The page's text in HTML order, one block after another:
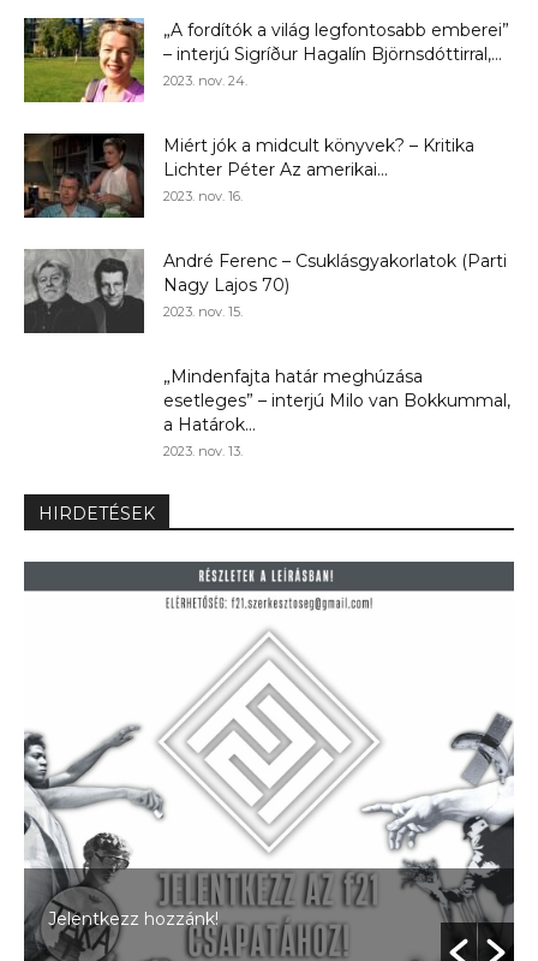
„A fordítók a világ legfontosabb emberei”
– interjú Sigríður Hagalín Björnsdóttirral,...
2023. nov. 24.
Miért jók a midcult könyvek? – Kritika
Lichter Péter Az amerikai...
2023. nov. 16.
André Ferenc – Csuklásgyakorlatok (Parti
Nagy Lajos 70)
2023. nov. 15.
„Mindenfajta határ meghúzása
esetleges” – interjú Milo van Bokkummal,
a Határok...
2023. nov. 13.
HIRDETÉSEK
Jelentkezz hozzánk!